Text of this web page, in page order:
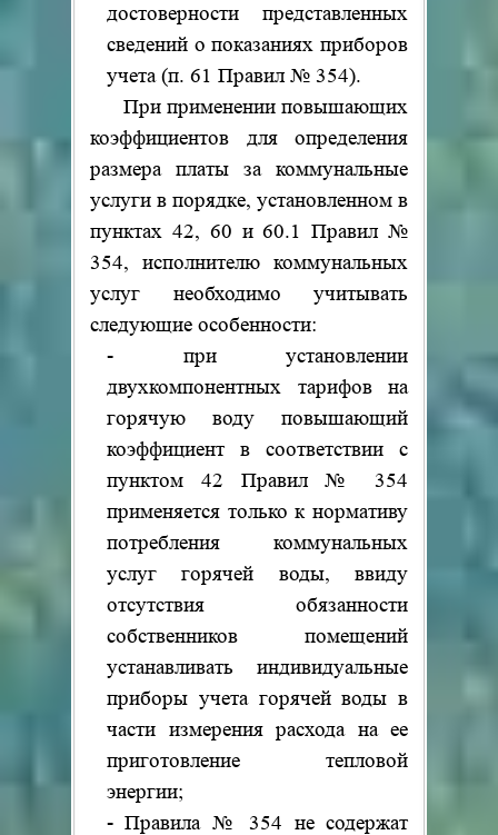
достоверности представленных
сведений о показаниях приборов
учета (п. 61 Правил № 354).
При применении повышающих
коэффициентов для определения
размера платы за коммунальные
услуги в порядке, установленном в
пунктах 42, 60 и 60.1 Правил №
354, исполнителю коммунальных
услуг необходимо учитывать
следующие особенности:
- при установлении
двухкомпонентных тарифов на
горячую воду повышающий
коэффициент в соответствии с
пунктом 42 Правил № 354
применяется только к нормативу
потребления коммунальных
услуг горячей воды, ввиду
отсутствия обязанности
собственников помещений
устанавливать индивидуальные
приборы учета горячей воды в
части измерения расхода на ее
приготовление тепловой
энергии;
- Правила № 354 не содержат